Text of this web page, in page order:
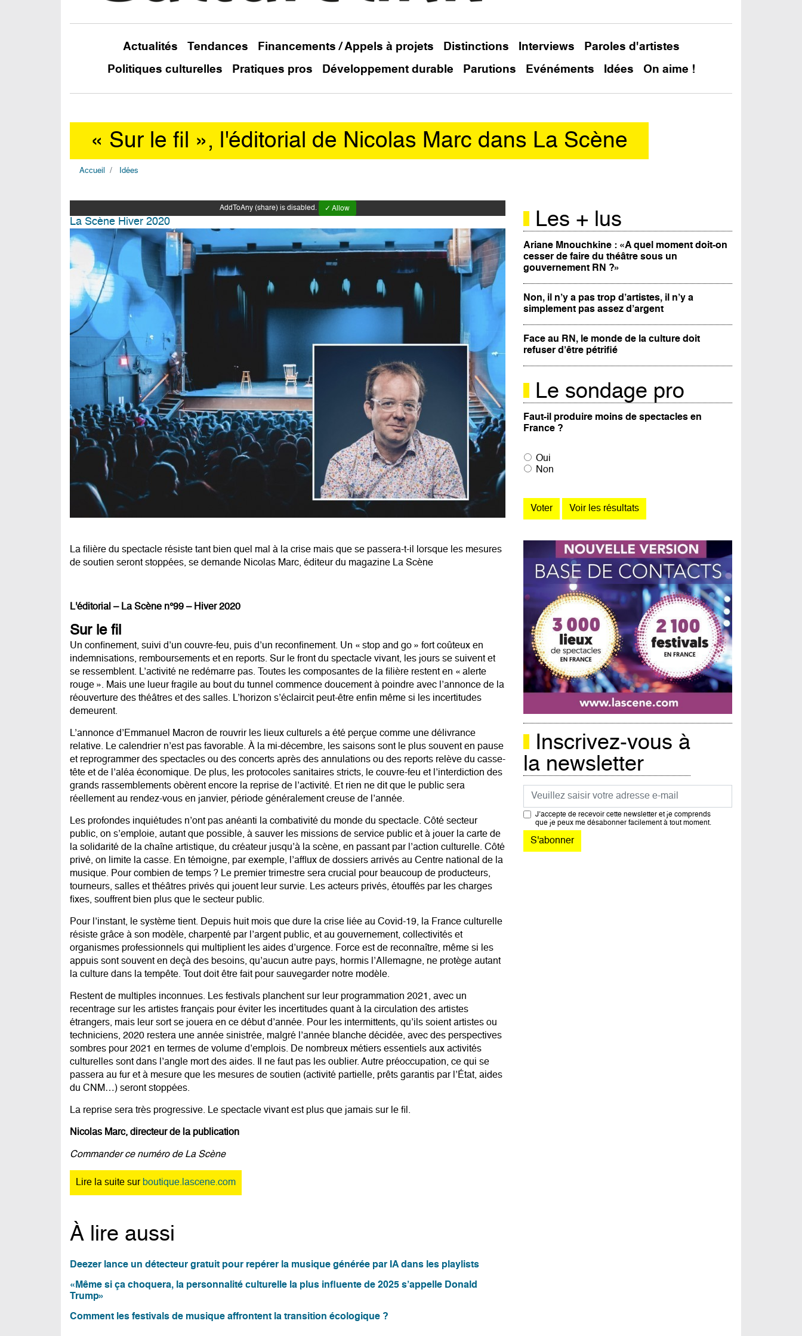
Actualités Tendances Financements / Appels à projets Distinctions Interviews
Paroles d'artistes
Politiques culturelles
Pratiques pros Développement durable Parutions Evénéments Idées On aime !
« Sur le fil », l'éditorial de Nicolas Marc dans La Scène
Accueil Idées
AddToAny (share) is disabled. ✓ Allow
La Scène Hiver 2020
La filière du spectacle résiste tant bien quel mal à la crise mais que se passera-t-il lorsque les mesures
de soutien seront stoppées, se demande Nicolas Marc, éditeur du magazine La Scène
L'éditorial – La Scène n°99 – Hiver 2020
Sur le fil
Un confinement, suivi d’un couvre-feu, puis d’un reconfinement. Un « stop and go » fort coûteux en
indemnisations, remboursements et en reports. Sur le front du spectacle vivant, les jours se suivent et
se ressemblent. L’activité ne redémarre pas. Toutes les composantes de la filière restent en « alerte
rouge ». Mais une lueur fragile au bout du tunnel commence doucement à poindre avec l’annonce de la
réouverture des théâtres et des salles. L’horizon s’éclaircit peut-être enfin même si les incertitudes
demeurent.
L’annonce d’Emmanuel Macron de rouvrir les lieux culturels a été perçue comme une délivrance
relative. Le calendrier n’est pas favorable. À la mi-décembre, les saisons sont le plus souvent en pause
et reprogrammer des spectacles ou des concerts après des annulations ou des reports relève du casse-
tête et de l’aléa économique. De plus, les protocoles sanitaires stricts, le couvre-feu et l’interdiction des
grands rassemblements obèrent encore la reprise de l’activité. Et rien ne dit que le public sera
réellement au rendez-vous en janvier, période généralement creuse de l’année.
Les profondes inquiétudes n’ont pas anéanti la combativité du monde du spectacle. Côté secteur
public, on s’emploie, autant que possible, à sauver les missions de service public et à jouer la carte de
la solidarité de la chaîne artistique, du créateur jusqu’à la scène, en passant par l’action culturelle. Côté
privé, on limite la casse. En témoigne, par exemple, l’afflux de dossiers arrivés au Centre national de la
musique. Pour combien de temps ? Le premier trimestre sera crucial pour beaucoup de producteurs,
tourneurs, salles et théâtres privés qui jouent leur survie. Les acteurs privés, étouffés par les charges
fixes, souffrent bien plus que le secteur public.
Pour l’instant, le système tient. Depuis huit mois que dure la crise liée au Covid-19, la France culturelle
résiste grâce à son modèle, charpenté par l’argent public, et au gouvernement, collectivités et
organismes professionnels qui multiplient les aides d’urgence. Force est de reconnaître, même si les
appuis sont souvent en deçà des besoins, qu’aucun autre pays, hormis l’Allemagne, ne protège autant
la culture dans la tempête. Tout doit être fait pour sauvegarder notre modèle.
Restent de multiples inconnues. Les festivals planchent sur leur programmation 2021, avec un
recentrage sur les artistes français pour éviter les incertitudes quant à la circulation des artistes
étrangers, mais leur sort se jouera en ce début d’année. Pour les intermittents, qu’ils soient artistes ou
techniciens, 2020 restera une année sinistrée, malgré l’année blanche décidée, avec des perspectives
sombres pour 2021 en termes de volume d’emplois. De nombreux métiers essentiels aux activités
culturelles sont dans l’angle mort des aides. Il ne faut pas les oublier. Autre préoccupation, ce qui se
passera au fur et à mesure que les mesures de soutien (activité partielle, prêts garantis par l’État, aides
du CNM…) seront stoppées.
La reprise sera très progressive. Le spectacle vivant est plus que jamais sur le fil.
Nicolas Marc, directeur de la publication
Commander ce numéro de La Scène
Lire la suite sur boutique.lascene.com
À lire aussi
Deezer lance un détecteur gratuit pour repérer la musique générée par IA dans les playlists
«Même si ça choquera, la personnalité culturelle la plus influente de 2025 s’appelle Donald
Trump»
Comment les festivals de musique affrontent la transition écologique ?
Les + lus
Ariane Mnouchkine : «A quel moment doit-on
cesser de faire du théâtre sous un
gouvernement RN ?»
Non, il n’y a pas trop d’artistes, il n’y a
simplement pas assez d’argent
Face au RN, le monde de la culture doit
refuser d’être pétrifié
Le sondage pro
Faut-il produire moins de spectacles en
France ?
Oui
Non
Inscrivez-vous à
la newsletter
Courriel
J’accepte de recevoir cette newsletter et je comprends
que je peux me désabonner facilement à tout moment.